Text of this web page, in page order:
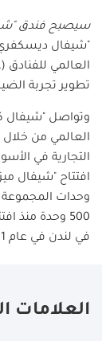
سيصبح فندق
تطوير تجربة
وتواصل "شيفال
العالمي من خلال
التجارية في
افتتاح "شيفال
500 وحدة
في لندن في عام 2021.
العلامات